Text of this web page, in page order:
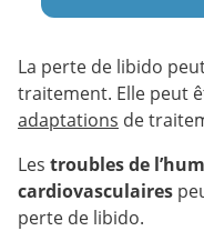
La perte de libido
traitement. Elle peut
adaptations de
Les troubles de
cardiovasculaires
perte de libido.